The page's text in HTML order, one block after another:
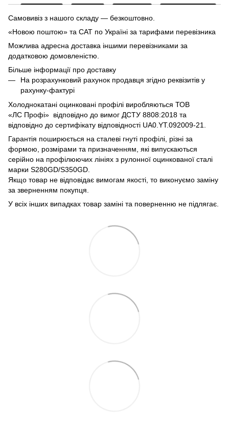
Самовивіз з нашого складу — безкоштовно.
«Новою поштою» та САТ по Україні за тарифами перевізника
Можлива адресна доставка іншими перевізниками за
додатковою домовленістю.
Більше інформації про доставку
На розрахунковий рахунок продавця згідно реквізитів у
рахунку-фактурі
Холоднокатані оцинковані профілі виробляються ТОВ
«ЛC Профі» відповідно до вимог ДСТУ 8808:2018 та
відповідно до сертифікату відповідності UA0.YT.092009-21.
Гарантія поширюється на сталеві гнуті профілі, різні за
формою, розмірами та призначенням, які випускаються
серійно на профілюючих лініях з рулонної оцинкованої сталі
марки S280GD/S350GD.
Якщо товар не відповідає вимогам якості, то виконуємо заміну
за зверненням покупця.
У всіх інших випадках товар заміні та поверненню не підлягає.